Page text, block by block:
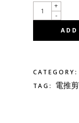
QUANTITY
-
+
CATEGORY:
TAG: 電推剪